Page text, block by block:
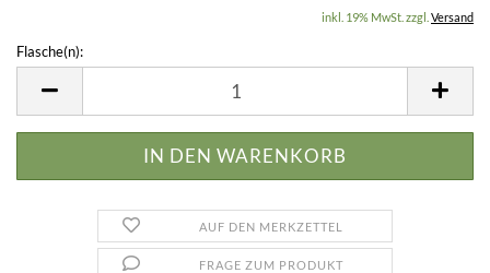
inkl. 19% MwSt. zzgl. Versand
Flasche(n):
AUF DEN MERKZETTEL
FRAGE ZUM PRODUKT